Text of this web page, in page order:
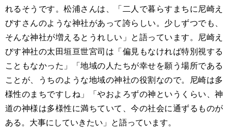
れるそうです。松浦さんは、「二人で暮らすまちに尼崎え
びすさんのような神社があって誇らしい。少しずつでも、
そんな神社が増えるとうれしい」と語っています。尼崎え
びす神社の太田垣亘世宮司は「偏見もなければ特別視する
こともなかった」「地域の人たちが幸せを願う場所である
ことが、うちのような地域の神社の役割なので。尼崎は多
様性のまちですしね」「やおよろずの神というくらい、神
道の神様は多様性に満ちていて、今の社会に通ずるものが
ある。大事にしていきたい」と語っています。